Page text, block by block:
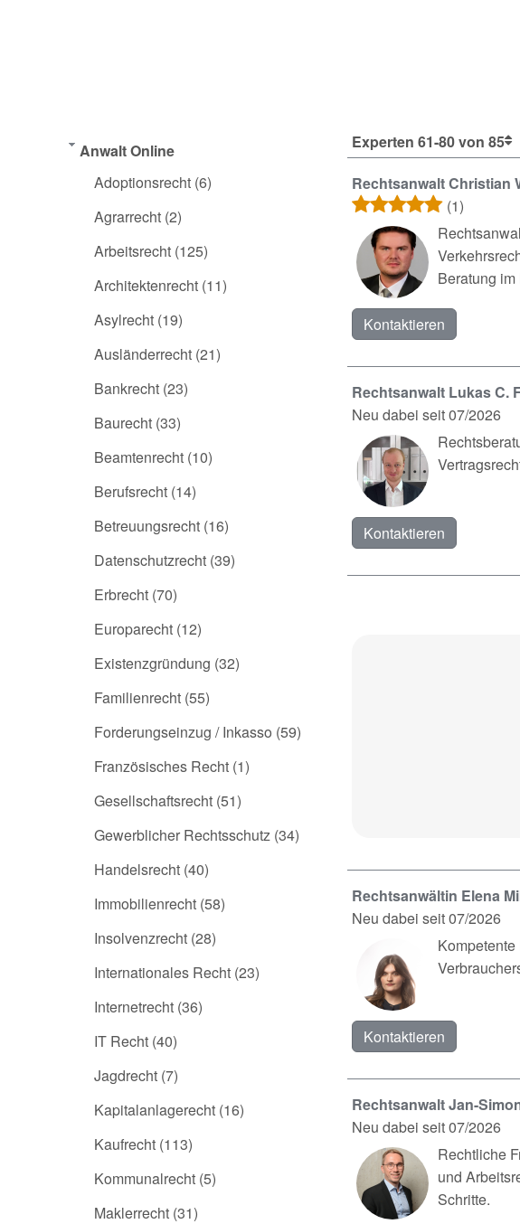
Anwalt Online
Adoptionsrecht (6)
Agrarrecht (2)
Arbeitsrecht (125)
Architektenrecht (11)
Asylrecht (19)
Ausländerrecht (21)
Bankrecht (23)
Baurecht (33)
Beamtenrecht (10)
Berufsrecht (14)
Betreuungsrecht (16)
Datenschutzrecht (39)
Erbrecht (70)
Europarecht (12)
Existenzgründung (32)
Familienrecht (55)
Forderungseinzug / Inkasso (59)
Französisches Recht (1)
Gesellschaftsrecht (51)
Gewerblicher Rechtsschutz (34)
Handelsrecht (40)
Immobilienrecht (58)
Insolvenzrecht (28)
Internationales Recht (23)
Internetrecht (36)
IT Recht (40)
Jagdrecht (7)
Kapitalanlagerecht (16)
Kaufrecht (113)
Kommunalrecht (5)
Maklerrecht (31)
Experten 61-80 von 85
Rechtsanwalt Christian
(1)
Beratung
Kontaktieren
Rechtsanwalt Lukas C.
Neu dabei seit 07/2026
Kontaktieren
Rechtsanwältin Elena
Neu dabei seit 07/2026
Kontaktieren
Rechtsanwalt Jan-
Neu dabei seit 07/2026
Rechtliche
und
Schritte.